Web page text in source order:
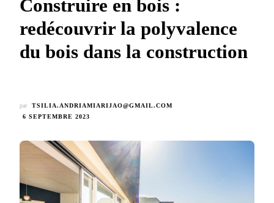
Construire en bois :
redécouvrir la polyvalence
du bois dans la construction
par
TSILIA.ANDRIAMIARIJAO@GMAIL.COM
6 SEPTEMBRE 2023